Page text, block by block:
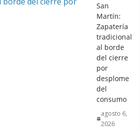
San
Martín:
Zapatería
tradicional
al borde
del cierre
por
desplome
del
consumo
agosto 6,
2026